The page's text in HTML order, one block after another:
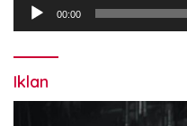
00:00
Iklan